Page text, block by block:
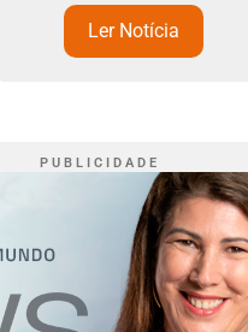
Ler Notícia
P U B L I C I D A D E